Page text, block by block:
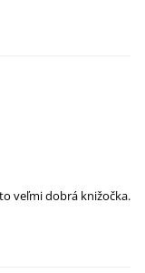
veľmi dobrá knižočka.